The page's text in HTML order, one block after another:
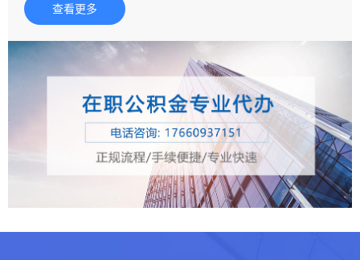
大朋友的公积金相关服务。一切以客户的实际情况和条件，因
查看更多